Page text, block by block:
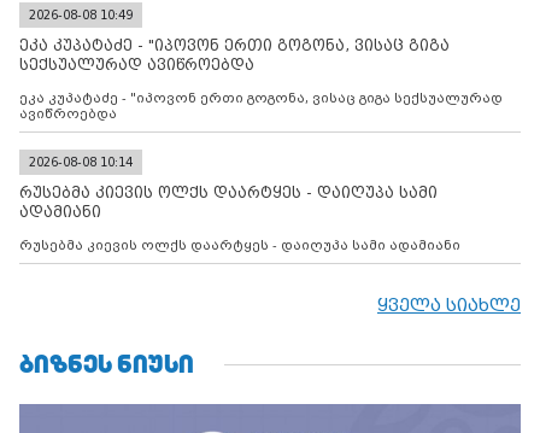
კონტროლს ოკუპირებულ რეგიონებში, აგრძელებს მათი
მილიტარიზაციის პროცესს და აქტიურად დგამს ნაბიჯებს მათი
ფაქტობრივი ანექსიისკენ
2026-08-08 10:49
ეკა კუპატაძე - "იპოვონ ერთი გოგონა, ვისაც გიგა
სექსუალურად ავიწროებდა
ეკა კუპატაძე - "იპოვონ ერთი გოგონა, ვისაც გიგა სექსუალურად
ავიწროებდა
2026-08-08 10:14
რუსებმა კიევის ოლქს დაარტყეს - დაიღუპა სამი
ადამიანი
რუსებმა კიევის ოლქს დაარტყეს - დაიღუპა სამი ადამიანი
ყველა სიახლე
ᲑᲘᲖᲜᲔᲡ ᲜᲘᲣᲡᲘ